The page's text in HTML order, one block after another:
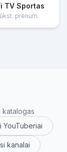
TV Sportas
prenum.
katalogas
kanalai